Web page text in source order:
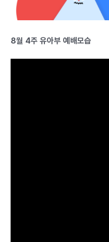
8월 4주 유아부 예배모습